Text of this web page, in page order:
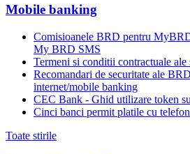
Mobile banking
Comisioanele BRD pentru
My BRD SMS
Termeni si conditii contractuale
Recomandari de securitate ale
internet/mobile banking
CEC Bank - Ghid utilizare token
Cinci banci permit platile cu
Toate stirile